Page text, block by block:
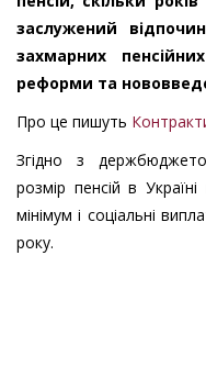
заслужений
захмарних
реформи та
Про це пишуть
Згідно з
розмір пенсій в
мінімум і соціальні
року.